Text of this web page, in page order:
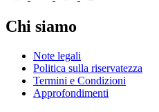
Chi siamo
Note legali
Politica sulla riservatezza
Termini e Condizioni
Approfondimenti